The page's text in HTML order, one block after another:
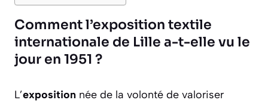
Comment l’exposition textile
internationale de Lille a-t-elle vu le
jour en 1951 ?
L’exposition née de la volonté de valoriser